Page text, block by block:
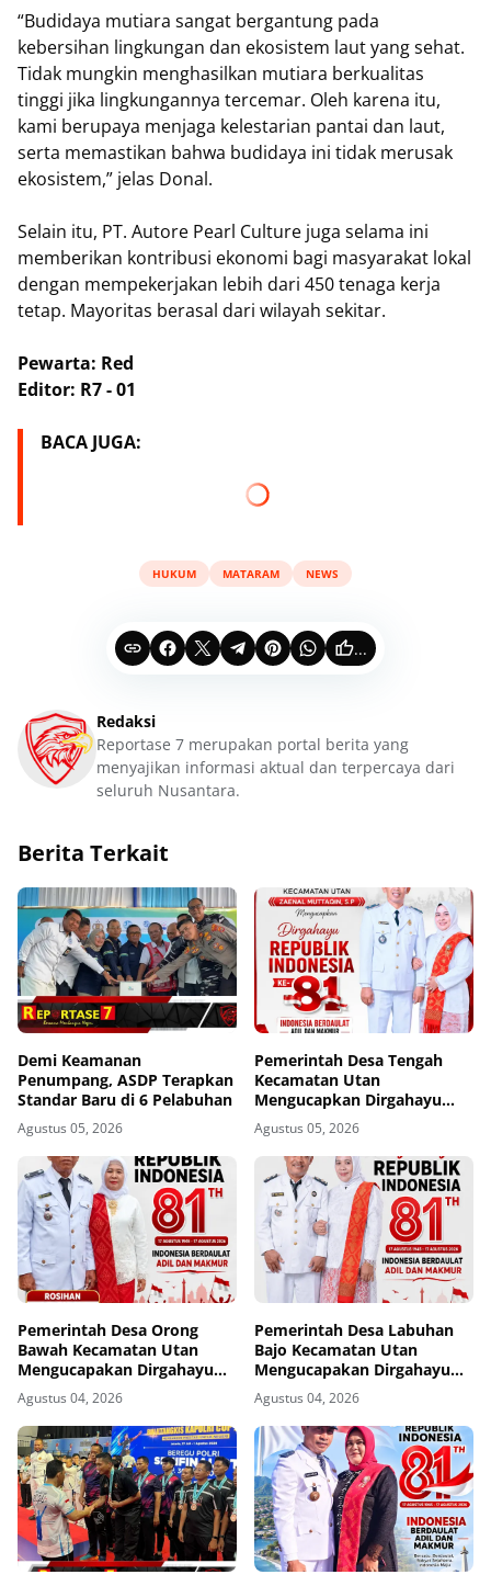
“Budidaya mutiara sangat bergantung pada
kebersihan lingkungan dan ekosistem laut yang sehat.
Tidak mungkin menghasilkan mutiara berkualitas
tinggi jika lingkungannya tercemar. Oleh karena itu,
kami berupaya menjaga kelestarian pantai dan laut,
serta memastikan bahwa budidaya ini tidak merusak
ekosistem,” jelas Donal.
Selain itu, PT. Autore Pearl Culture juga selama ini
memberikan kontribusi ekonomi bagi masyarakat lokal
dengan mempekerjakan lebih dari 450 tenaga kerja
tetap. Mayoritas berasal dari wilayah sekitar.
Pewarta: Red
Editor: R7 - 01
BACA JUGA:
HUKUM MATARAM NEWS
...
Redaksi
Reportase 7 merupakan portal berita yang
menyajikan informasi aktual dan terpercaya dari
seluruh Nusantara.
Berita Terkait
Demi Keamanan
Penumpang, ASDP Terapkan
Standar Baru di 6 Pelabuhan
Agustus 05, 2026
Pemerintah Desa Tengah
Kecamatan Utan
Mengucapkan Dirgahayu
Republik Indonesia ke-81
Agustus 05, 2026
Pemerintah Desa Orong
Bawah Kecamatan Utan
Mengucapakan Dirgahayu
Republik Indonesia ke-81
Agustus 04, 2026
Pemerintah Desa Labuhan
Bajo Kecamatan Utan
Mengucapakan Dirgahayu
Republik Indonesia ke-81
Agustus 04, 2026